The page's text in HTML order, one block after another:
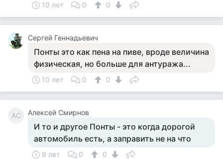
10 лет 0 0
Сергей Геннадьевич
Понты это как пена на пиве, вроде величина
физическая, но больше для антуража...
10 лет 0 0
АС Алексей Смирнов
И то и другое Понты - это когда дорогой
автомобиль есть, а заправить не на что
9 лет 0 0